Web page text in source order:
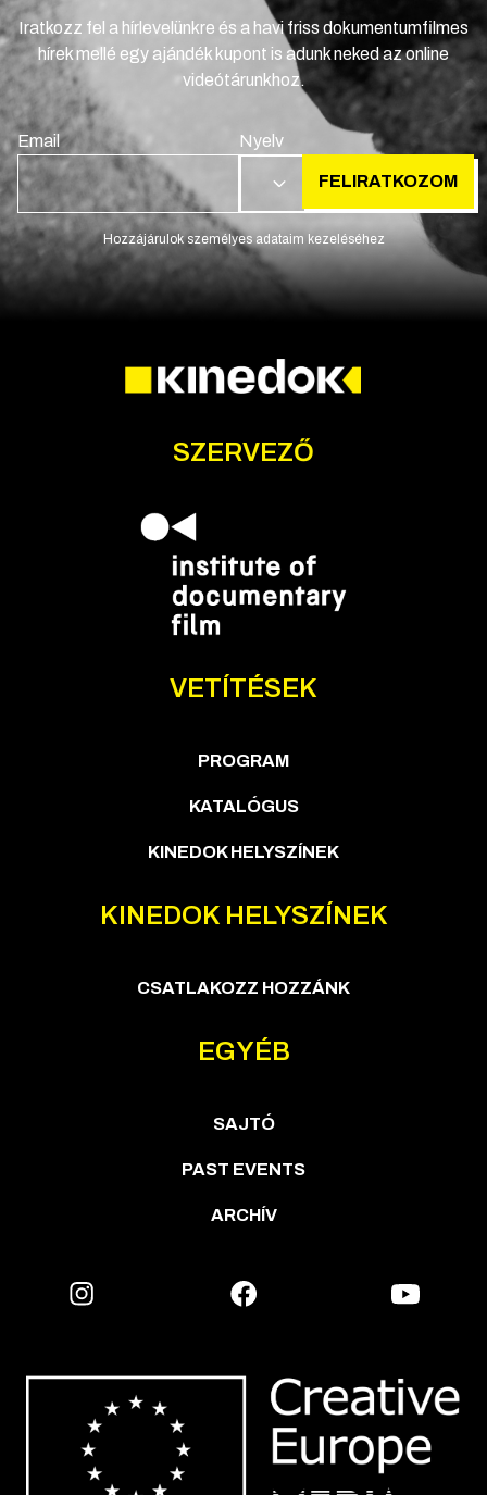
Iratkozz fel a hírlevelünkre és a havi friss dokumentumfilmes
hírek mellé egy ajándék kupont is adunk neked az online
videótárunkhoz.
Email Nyelv
HU FELIRATKOZOM
Hozzájárulok személyes adataim kezeléséhez
SZERVEZŐ
VETÍTÉSEK
PROGRAM
KATALÓGUS
KINEDOK HELYSZÍNEK
KINEDOK HELYSZÍNEK
CSATLAKOZZ HOZZÁNK
EGYÉB
SAJTÓ
PAST EVENTS
ARCHÍV